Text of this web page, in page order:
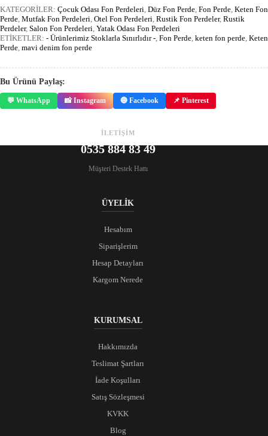
KATEGORİLER: Çocuk Odası Fon Perdeleri, Düz Fon Perde, Fon Perde, Keten Fon
Perde, Mutfak Fon Perdeleri, Otel Fon Perdeleri, Rustik Fon Perdeler, Rustik
Perdeler, Salon Fon Perdeleri, Yatak Odası Fon Perdeleri
ETİKETLER: - Ürünlerimiz Stoklarla Sınırlıdır -, Fon Perde, keten fon perde, Keten
Perde, mavi denim fon perde
Bu Ürünü Paylaş:
💬 WhatsApp 📸 Instagram 🔵 Facebook 📌 Pinterest
İLETİŞİM
0535 884 83 49
Müşteri Destek Hattı
ÜYELİK
Hesabım
Siparişlerim
Hesap Detayları
Kargom Nerede
KURUMSAL
Hakkımızda
Teslimat Şartları
İade Koşulları
Satış Sözleşmesi
KVKK
Blog